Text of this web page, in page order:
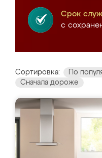
Срок
с
Сортировка: По
Сначала дороже